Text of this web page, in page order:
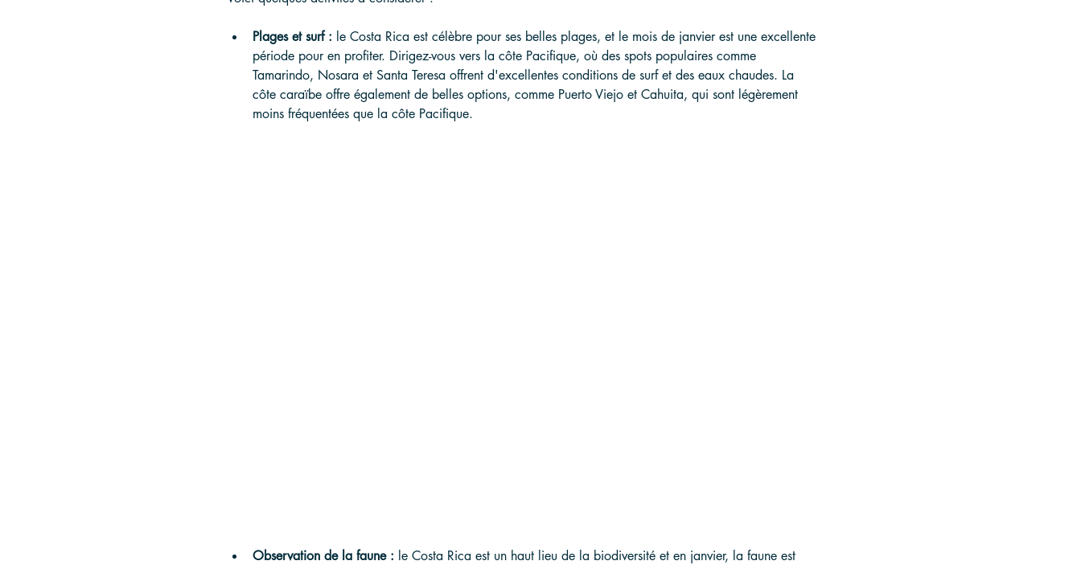
Plages et surf : le Costa Rica est célèbre pour ses belles plages, et le mois de janvier est une excellente
période pour en profiter. Dirigez-vous vers la côte Pacifique, où des spots populaires comme
Tamarindo, Nosara et Santa Teresa offrent d'excellentes conditions de surf et des eaux chaudes. La
côte caraïbe offre également de belles options, comme Puerto Viejo et Cahuita, qui sont légèrement
moins fréquentées que la côte Pacifique.
Observation de la faune : le Costa Rica est un haut lieu de la biodiversité et en janvier, la faune est